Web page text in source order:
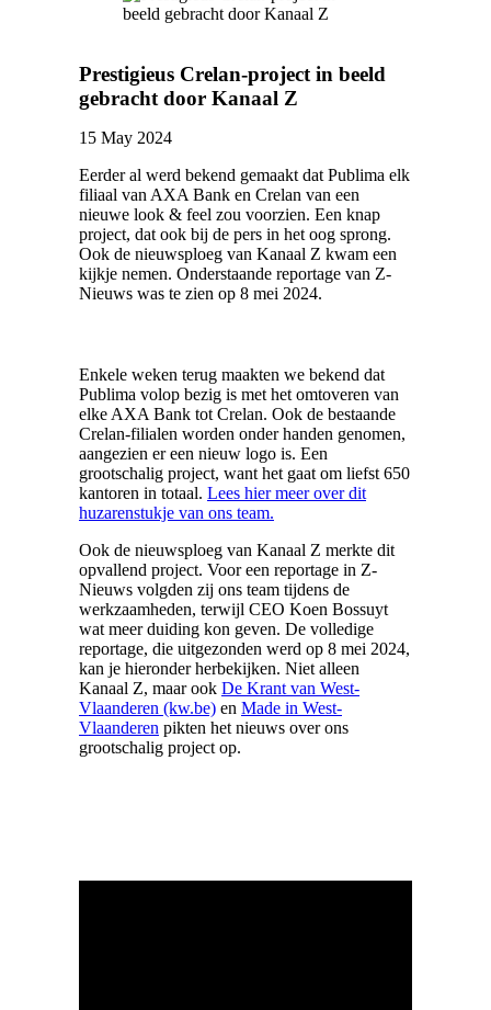
Prestigieus Crelan-project in beeld
gebracht door Kanaal Z
15 May 2024
Eerder al werd bekend gemaakt dat Publima elk
filiaal van AXA Bank en Crelan van een
nieuwe look & feel zou voorzien. Een knap
project, dat ook bij de pers in het oog sprong.
Ook de nieuwsploeg van Kanaal Z kwam een
kijkje nemen. Onderstaande reportage van Z-
Nieuws was te zien op 8 mei 2024.
Enkele weken terug maakten we bekend dat
Publima volop bezig is met het omtoveren van
elke AXA Bank tot Crelan. Ook de bestaande
Crelan-filialen worden onder handen genomen,
aangezien er een nieuw logo is. Een
grootschalig project, want het gaat om liefst 650
kantoren in totaal. Lees hier meer over dit
huzarenstukje van ons team.
Ook de nieuwsploeg van Kanaal Z merkte dit
opvallend project. Voor een reportage in Z-
Nieuws volgden zij ons team tijdens de
werkzaamheden, terwijl CEO Koen Bossuyt
wat meer duiding kon geven. De volledige
reportage, die uitgezonden werd op 8 mei 2024,
kan je hieronder herbekijken. Niet alleen
Kanaal Z, maar ook De Krant van West-
Vlaanderen (kw.be) en Made in West-
Vlaanderen pikten het nieuws over ons
grootschalig project op.